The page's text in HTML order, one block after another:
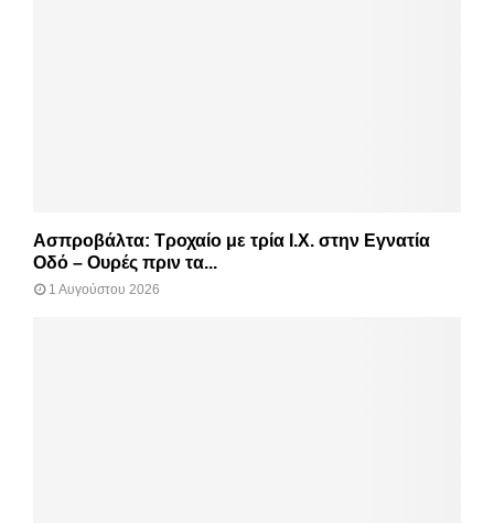
Ασπροβάλτα: Τροχαίο με τρία Ι.Χ. στην Εγνατία
Οδό – Ουρές πριν τα...
1 Αυγούστου 2026